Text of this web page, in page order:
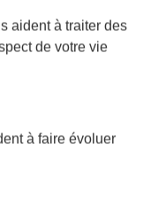
aident à traiter des
de votre vie
à faire évoluer